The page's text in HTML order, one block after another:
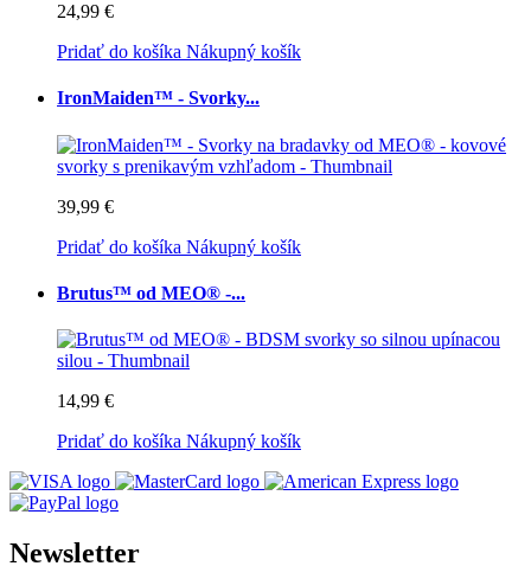
24,99 €
Pridať do košíka Nákupný košík
IronMaiden™ - Svorky...
39,99 €
Pridať do košíka Nákupný košík
Brutus™ od MEO® -...
14,99 €
Pridať do košíka Nákupný košík
Newsletter